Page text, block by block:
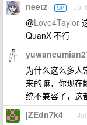
neetz OP Jul
@Love4Taylor
QuanX 不行
为什么这么多人
来的嘛，你现在
统不兼容了，这
jZEdn7k4